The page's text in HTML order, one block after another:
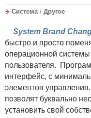
Система / Другое
System Brand
быстро и просто
операционной
пользователя.
интерфейс, с
элементов
позволят буквально
установить свой